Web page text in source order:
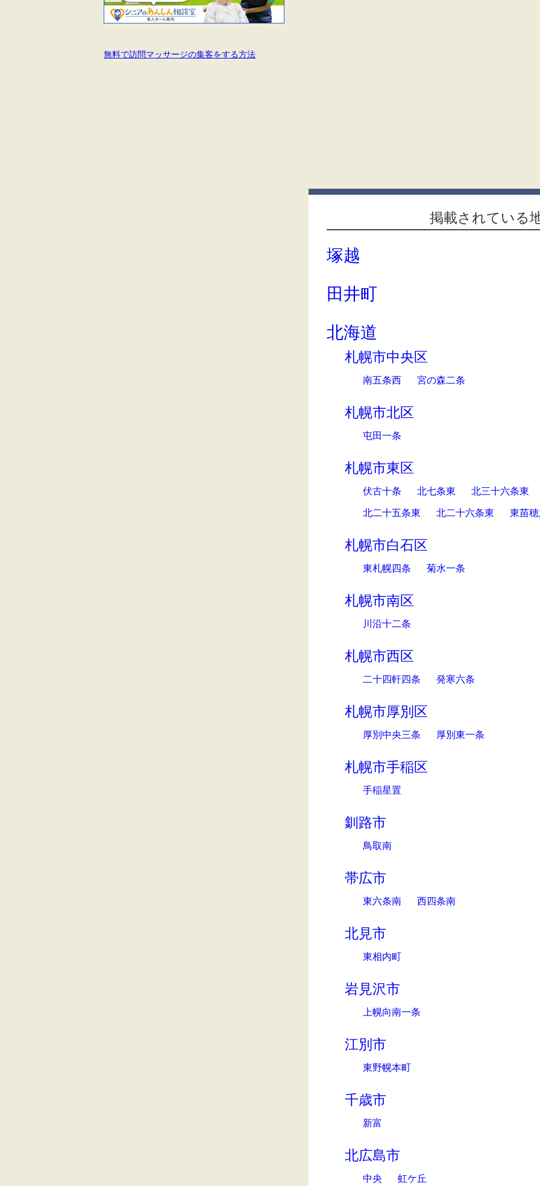
掲載されている
塚越
田井町
北海道
札幌市中央区
南五条西 宮の森二条
札幌市北区
屯田一条
札幌市東区
伏古十条 北七条東 北三十六条東
北二十五条東 北二十六条東 東苗
札幌市白石区
東札幌四条 菊水一条
札幌市南区
川沿十二条
札幌市西区
二十四軒四条 発寒六条
札幌市厚別区
厚別中央三条 厚別東一条
札幌市手稲区
手稲星置
釧路市
鳥取南
帯広市
東六条南 西四条南
北見市
東相内町
岩見沢市
上幌向南一条
江別市
東野幌本町
千歳市
新富
北広島市
中央 虹ケ丘
無料で訪問マッサージの集客をする方法